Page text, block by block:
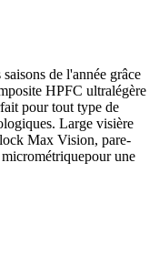
de l'année grâce
HPFC ultralégère
pour tout type de
Large visière
Max Vision, pare-
une